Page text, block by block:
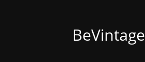
BeVintage